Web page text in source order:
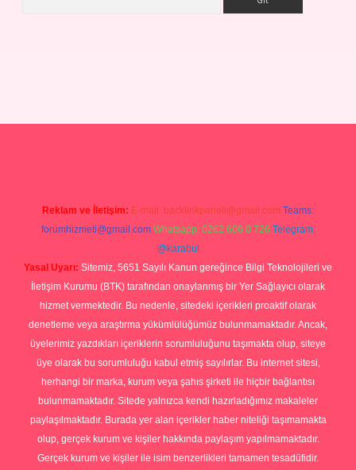
Reklam ve İletişim: E-mail: backlinkpaneli@gmail.com Teams:
forumhizmeti@gmail.com Whatsapp: 0262 606 0 726 Telegram:
@karabul
Yasal Uyarı: Sitemiz, 5651 Sayılı Kanun gereğince Bilgi Teknolojileri ve
İletişim Kurumu (BTK) tarafından onaylanmış bir Yer Sağlayıcı olarak
hizmet vermektedir. Bu nedenle, sitedeki içerikleri proaktif olarak
denetleme veya araştırma yükümlülüğümüz bulunmamaktadır. Ancak,
üyelerimiz yazdıkları içeriklerin sorumluluğunu taşımakta olup, siteye
üye olarak bu sorumluluğu kabul etmiş sayılırlar. Bu internet sitesi,
herhangi bir marka, kurum veya şahıs şirketi ile hiçbir bağlantısı
bulunmamaktadır. Sitede yalnızca kendi hazırladığımız makaleler
paylaşılmaktadır. Burada yer alan içerikler haber niteliği taşımamakta
olup, gerçek kurum ve kişiler hakkında paylaşım yapılmamaktadır.
Gerçek kurum ve kişiler ile isim benzerlikleri tamamen tesadüfidir.